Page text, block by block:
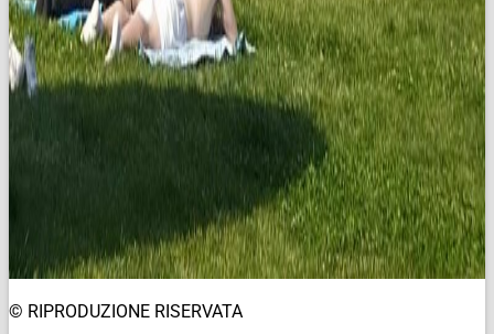
© RIPRODUZIONE RISERVATA